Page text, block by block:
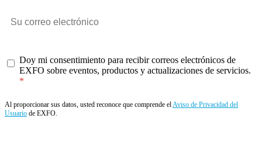
Doy mi consentimiento para recibir correos electrónicos de
EXFO sobre eventos, productos y actualizaciones de servicios.
Al proporcionar sus datos, usted reconoce que comprende elAviso de Privacidad del
Usuario de EXFO.